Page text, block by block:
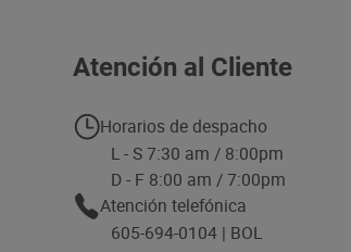
Atención al Cliente
Horarios de despacho
L - S 7:30 am / 8:00pm
D - F 8:00 am / 7:00pm
Atención telefónica
605-694-0104 | BOL